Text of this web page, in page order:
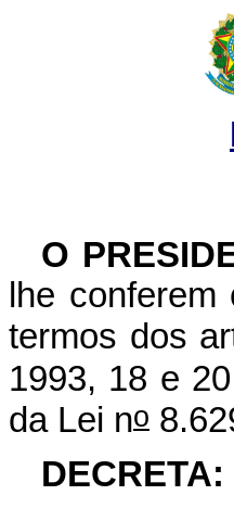
O
lhe
termos dos
1993, 18 e
da Lei no
DECRETA: